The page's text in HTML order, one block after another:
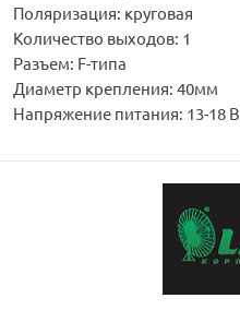
Поляризация: круговая
Количество выходов: 1
Разъем: F-типа
Диаметр крепления: 40мм
Напряжение питания: 13-18 В